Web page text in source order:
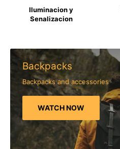
Iluminacion y
Senalizacion
Backpacks
Backpacks and accessories
WATCH NOW